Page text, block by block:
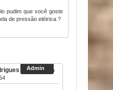
pudim que você goste
de pressão elétrica ?
27 de agosto